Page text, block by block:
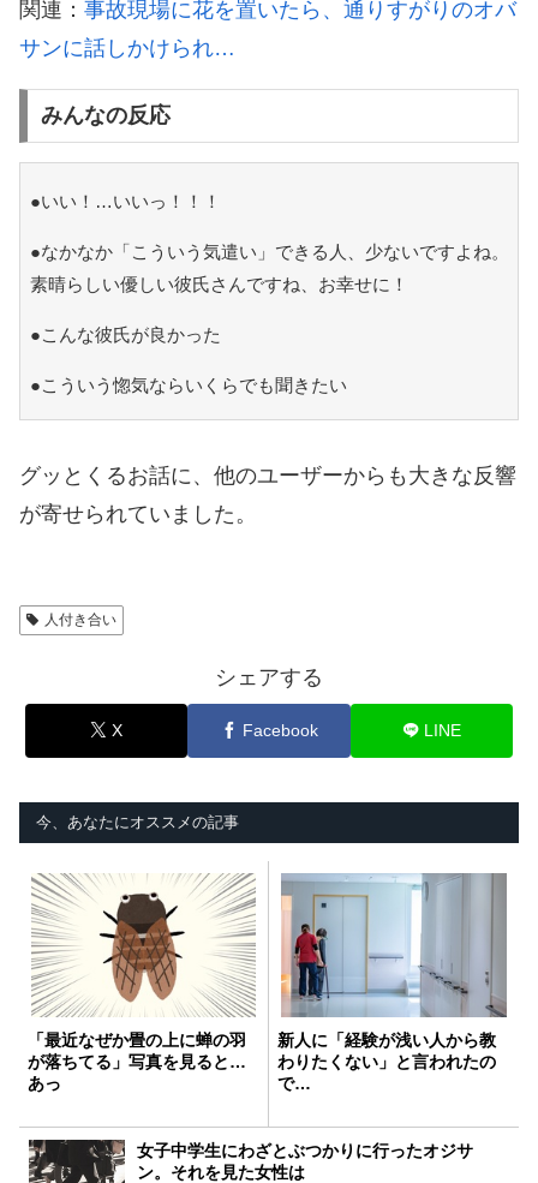
関連： 事故現場に花を置いたら、通りすがりのオバ
サンに話しかけられ…
みんなの反応
●いい！…いいっ！！！
●なかなか「こういう気遣い」できる人、少ないですよね。
素晴らしい優しい彼氏さんですね、お幸せに！
●こんな彼氏が良かった
●こういう惚気ならいくらでも聞きたい
グッとくるお話に、他のユーザーからも大きな反響
が寄せられていました。
人付き合い
シェアする
X Facebook LINE
今、あなたにオススメの記事
「最近なぜか畳の上に蝉の羽
が落ちてる」写真を見ると…
あっ
新人に「経験が浅い人から教
わりたくない」と言われたの
で…
女子中学生にわざとぶつかりに行ったオジサ
ン。それを見た女性は